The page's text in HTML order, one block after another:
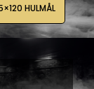
HULMÅL